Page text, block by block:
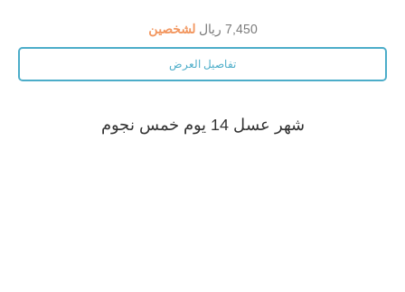
7,450 ريال لشخصين
تفاصيل العرض
شهر عسل 14 يوم خمس نجوم